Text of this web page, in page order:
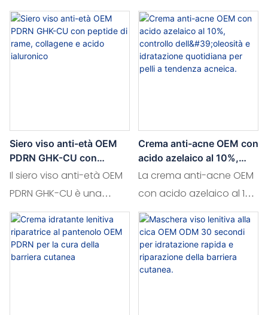
prodotto da OEM.
OEM con acido
tranexamico,
niacinamide e acido
ialuronico è una potente
uniformare l'incarnato.
Arricchito con acido
tranexamico e
niacinamide, questa
aiuta a ridurre le macchie
scure, a migliorare
l'idratazione e a
Bakuchiol Psoralea è un
lussuoso elisir per la cura
della pelle, studiato per
ringiovanire e nutrire
questo siero stimola la
produzione di collagene,
migliora l'elasticità
cutanea e contribuisce a
linee sottili e rughe,
lasciando la pelle radiosa
e dall'aspetto giovane.
Siero viso anti-età OEM
PDRN GHK-CU con
peptide di rame, collagene
e acido ialuronico
Il siero viso anti-età OEM
PDRN GHK-CU è una
potente miscela studiata
per ringiovanire la pelle,
combinando PDRN,
peptidi di rame,
Crema anti-acne OEM con
acido azelaico al 10%,
controllo dell'oleosità e
idratazione quotidiana per
La crema anti-acne OEM
con acido azelaico al 10%
è una crema idratante
leggera per uso
quotidiano,
specificamente studiata